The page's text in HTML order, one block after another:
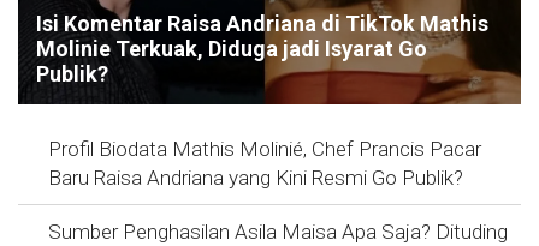
Isi Komentar Raisa Andriana di TikTok Mathis
Molinie Terkuak, Diduga jadi Isyarat Go
Publik?
Profil Biodata Mathis Molinié, Chef Prancis Pacar
Baru Raisa Andriana yang Kini Resmi Go Publik?
Sumber Penghasilan Asila Maisa Apa Saja? Dituding